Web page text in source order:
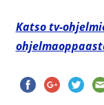
Katso tv-